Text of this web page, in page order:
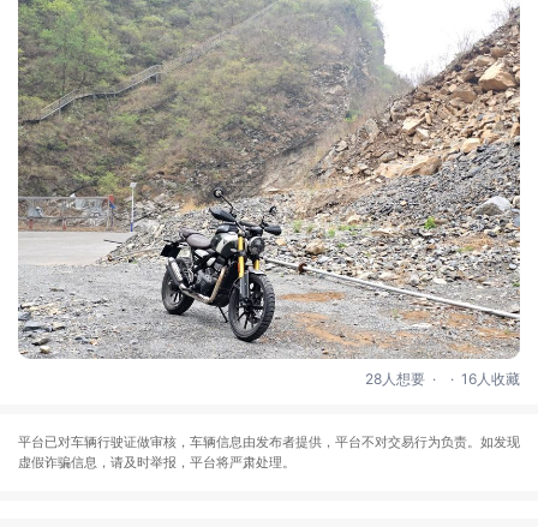
28人想要 . . 16人收藏
平台已对车辆行驶证做审核，车辆信息由发布者提供，平台不对交易行为负责。如发现
虚假诈骗信息，请及时举报，平台将严肃处理。